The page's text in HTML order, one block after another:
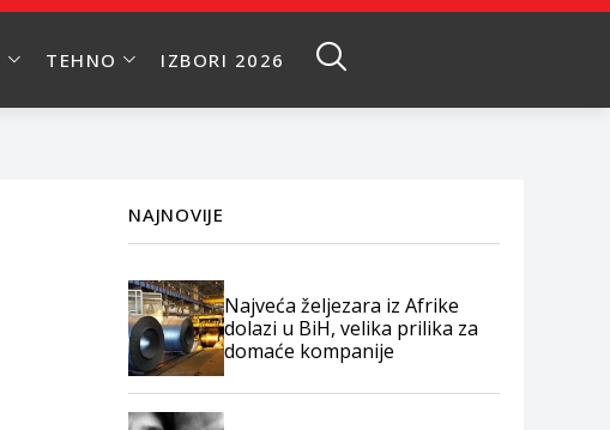
TEHNO IZBORI 2026
NAJNOVIJE
Najveća željezara iz Afrike
dolazi u BiH, velika prilika za
domaće kompanije